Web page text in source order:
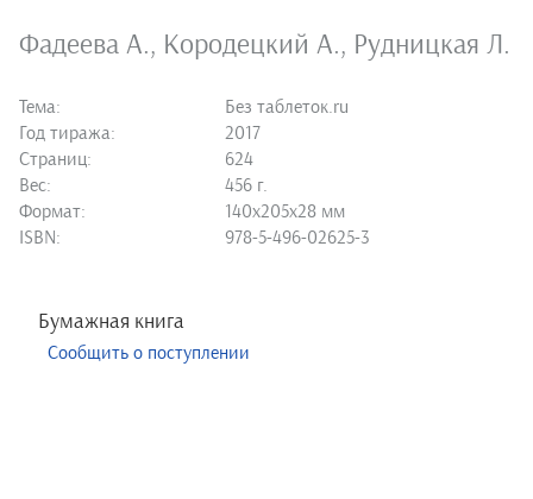
Фадеева А., Кородецкий А., Рудницкая Л.
Тема:
Без таблеток.ru
Год тиража:
2017
Страниц:
624
Вес:
456 г.
Формат:
140х205х28 мм
ISBN:
978-5-496-02625-3
Бумажная книга
Сообщить о поступлении